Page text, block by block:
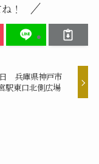
！
兵庫県神戸市
駅東口北側広場